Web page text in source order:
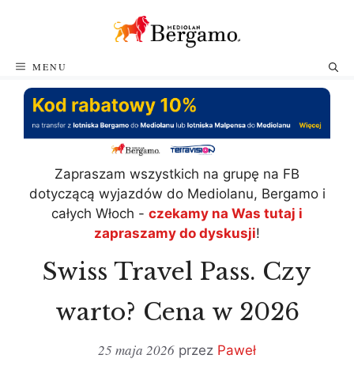
MENU
Zapraszam wszystkich na grupę na FB
dotyczącą wyjazdów do Mediolanu, Bergamo i
całych Włoch - czekamy na Was tutaj i
zapraszamy do dyskusji!
Swiss Travel Pass. Czy
warto? Cena w 2026
25 maja 2026 przez Paweł